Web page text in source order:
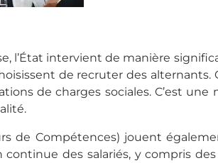
l’État intervient de manière
de recruter des
de charges sociales. C’est
de Compétences) jouent
des salariés, y compris